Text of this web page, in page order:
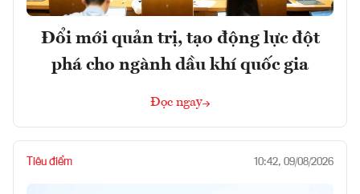
Đổi mới quản trị, tạo động lực đột
phá cho ngành dầu khí quốc gia
Đọc ngay
Tiêu điểm 10:42, 09/08/2026